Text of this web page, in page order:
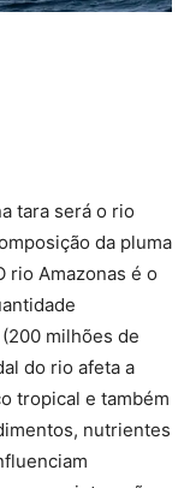
tara será o rio
da pluma
rio Amazonas é o
milhões de
do rio afeta a
tropical e também
nutrientes